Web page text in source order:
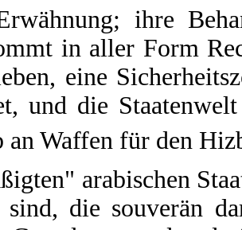
ihre
in aller Form
eine
und die
an Waffen für den
arabischen
die souverän